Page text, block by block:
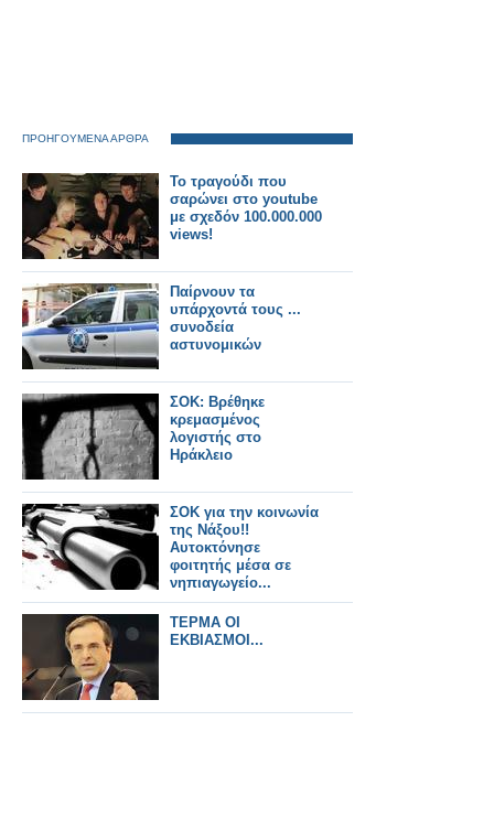
ΠΡΟΗΓΟΥΜΕΝΑ ΑΡΘΡΑ
Το τραγούδι που
σαρώνει στο youtube
με σχεδόν 100.000.000
views!
Παίρνουν τα
υπάρχοντά τους ...
συνοδεία
αστυνομικών
ΣΟΚ: Βρέθηκε
κρεμασμένος
λογιστής στο
Ηράκλειο
ΣΟΚ για την κοινωνία
της Νάξου!!
Αυτοκτόνησε
φοιτητής μέσα σε
νηπιαγωγείο...
ΤΕΡΜΑ ΟΙ
ΕΚΒΙΑΣΜΟΙ...